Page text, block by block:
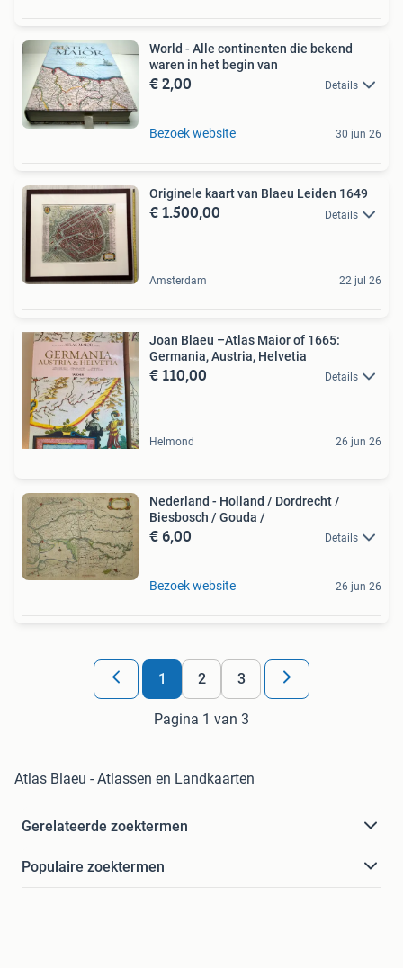
World - Alle continenten die bekend
waren in het begin van
€ 2,00 Details
Bezoek website 30 jun 26
Originele kaart van Blaeu Leiden 1649
€ 1.500,00 Details
Amsterdam 22 jul 26
Joan Blaeu –Atlas Maior of 1665:
Germania, Austria, Helvetia
€ 110,00 Details
Helmond 26 jun 26
Nederland - Holland / Dordrecht /
Biesbosch / Gouda /
€ 6,00 Details
Bezoek website 26 jun 26
1 2 3
Pagina 1 van 3
Atlas Blaeu - Atlassen en Landkaarten
Gerelateerde zoektermen
Populaire zoektermen